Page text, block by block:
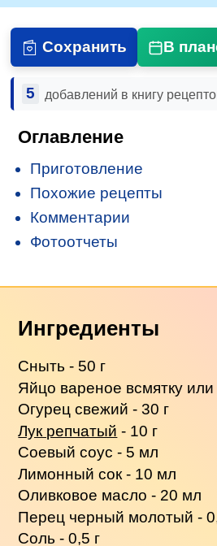
Сохранить В
5 добавлений в книгу
Оглавление
Приготовление
Похожие рецепты
Комментарии
Фотоотчеты
Ингредиенты
Сныть - 50 г
Яйцо вареное всмятку
Огурец свежий - 30 г
Лук репчатый - 10 г
Соевый соус - 5 мл
Лимонный сок - 10 мл
Оливковое масло - 20 мл
Перец черный молотый -
Соль - 0,5 г